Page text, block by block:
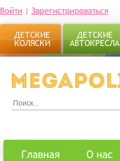
Войти | Зарегистрироваться
ДЕТСКИЕ
КОЛЯСКИ
ДЕТСКИЕ
АВТОКРЕСЛА
Главная О нас